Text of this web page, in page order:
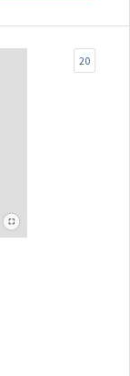
20